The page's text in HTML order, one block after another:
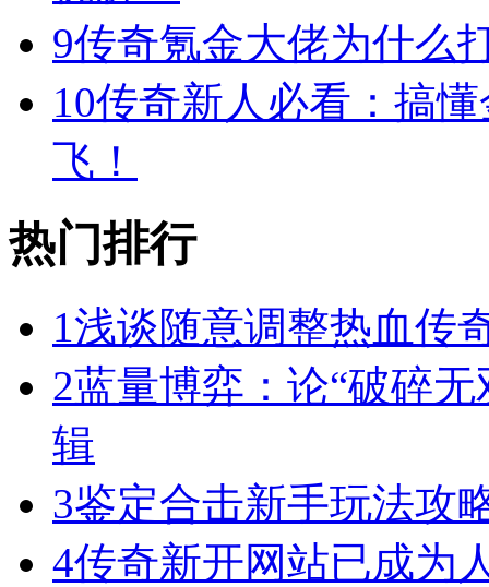
9传奇氪金大佬为什么
10传奇新人必看：搞
飞！
热门排行
1浅谈随意调整热血传
2蓝量博弈：论“破碎
辑
3鉴定合击新手玩法攻
4传奇新开网站已成为